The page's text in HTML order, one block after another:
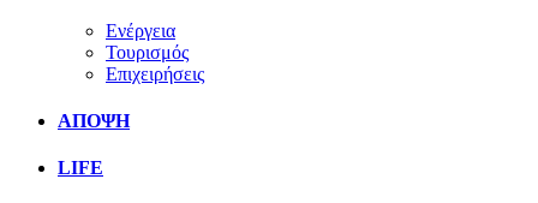
Ενέργεια
Τουρισμός
Επιχειρήσεις
ΑΠΟΨΗ
LIFE